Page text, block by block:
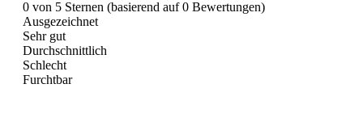
0 von 5 Sternen (basierend auf 0 Bewertungen)
Ausgezeichnet
Sehr gut
Durchschnittlich
Schlecht
Furchtbar